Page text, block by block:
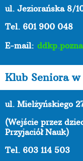
ul. Jeziorańska 8/
Tel. 601 900 048
E-mail:
Klub Seniora w
ul. Mielżyńskiego
(Wejście przez
Przyjaciół Nauk)
Tel. 603 114 503